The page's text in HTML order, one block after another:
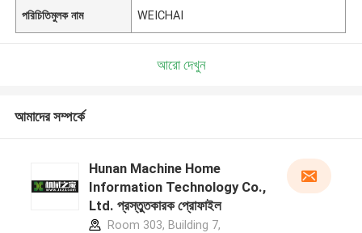
পরিচিতিমুলক নাম WEICHAI
আরো দেখুন
আমাদের সম্পর্কে
Hunan Machine Home
Information Technology Co.,
Ltd. প্রস্তুতকারক প্রোফাইল
Room 303, Building 7,